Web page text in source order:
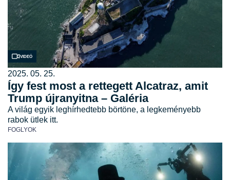
Videó
2025. 05. 25.
Így fest most a rettegett Alcatraz, amit
Trump újranyitna – Galéria
A világ egyik leghírhedtebb börtöne, a legkeményebb
rabok ütlek itt.
FOGLYOK